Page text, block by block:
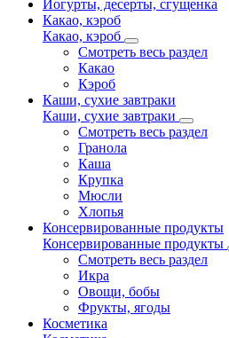
Йогурты, десерты, сгущенка
Какао, кэроб
Какао, кэроб
Смотреть весь раздел
Какао
Кэроб
Каши, сухие завтраки
Каши, сухие завтраки
Смотреть весь раздел
Гранола
Каша
Крупка
Мюсли
Хлопья
Консервированные продукты
Консервированные продукты
Смотреть весь раздел
Икра
Овощи, бобы
Фрукты, ягоды
Косметика